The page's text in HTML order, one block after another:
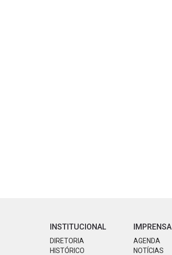
INSTITUCIONAL
DIRETORIA
HISTÓRICO
IMPRENSA
AGENDA
NOTÍCIAS